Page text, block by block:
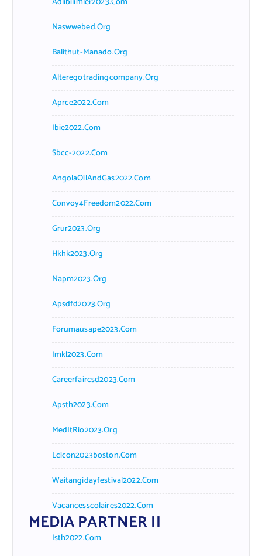
Naswwebed.org
Balithut-Manado.org
Alteregotradingcompany.org
Aprce2022.com
Ibie2022.com
Sbcc-2022.com
AngolaOilAndGas2022.com
Convoy4Freedom2022.com
Grur2023.org
Hkhk2023.org
Napm2023.org
Apsdfd2023.org
Forumausape2023.com
Imkl2023.com
Careerfaircsd2023.com
Apsth2023.com
MedItRio2023.org
Lcicon2023boston.com
Waitangidayfestival2022.com
Vacancesscolaires2022.com
MEDIA PARTNER II
Isth2022.com